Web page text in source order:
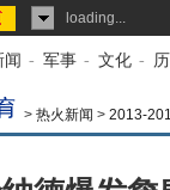
loading...
闻 - 军事 - 文化 -
> 热火新闻 > 2013-